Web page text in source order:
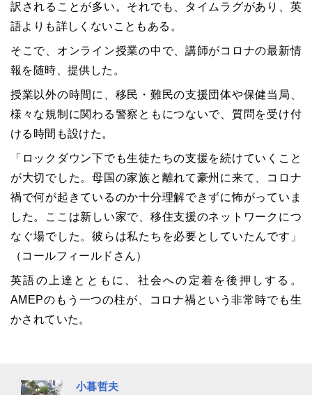
訳されることが多い。それでも、タイムラグがあり、英
語よりも詳しくないこともある。
そこで、オンライン授業の中で、講師がコロナの最新情
報を随時、提供した。
授業以外の時間に、移民・難民の支援団体や保健当局、
様々な規制に関わる警察ともにつないで、質問を受け付
ける時間も設けた。
「ロックダウン下でも生徒たちの支援を続けていくこと
が大切でした。母国の家族と離れて豪州に来て、コロナ
禍で何が起きているのか十分理解できずに怖がっていま
した。ここは新しい家で、移住支援のネットワークにつ
なぐ場でした。彼らは私たちを必要としていたんです」
（コールフィールドさん）
英語の上達とともに、社会への定着を後押しする。
AMEPのもう一つの柱が、コロナ禍という非常時でも生
かされていた。
小暮哲夫